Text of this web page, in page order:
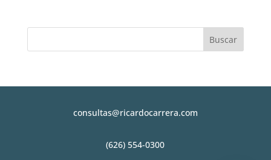
consultas@ricardocarrera.com
(626) 554-0300